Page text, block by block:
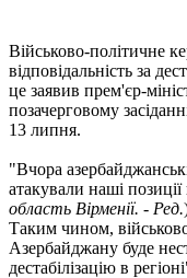
Військово-політичне
відповідальність за
це заявив прем'єр-
позачерговому
13 липня.
"Вчора
атакували наші
область Вірменії. - Ред.
Таким чином,
Азербайджану буде
дестабілізацію в